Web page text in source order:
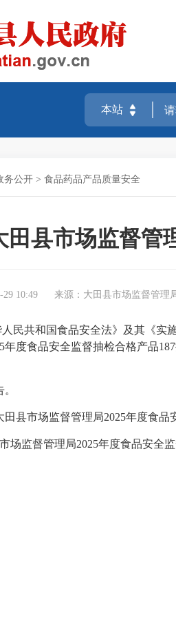
务公开 > 食品药品产品质量安全
田县市场监督管
29 10:49 来源：大田县市场监督管理
民共和国食品安全法》及其《实
年度食品安全监督抽检合格产品
市场监督管理局2025年度食品
督管理局2025年度食品安全监